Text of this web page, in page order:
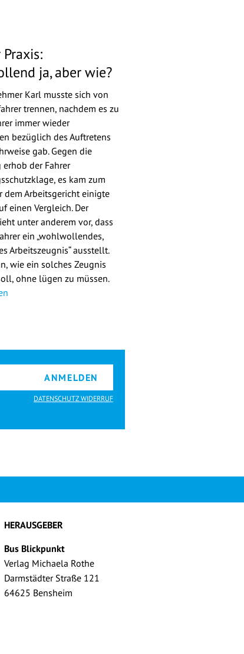
ja, aber wie?
Karl musste sich von
trennen, nachdem es zu
immer wieder
bezüglich des Auftretens
gab. Gegen die
der Fahrer
es kam zum
dem Arbeitsgericht einigte
einen Vergleich. Der
unter anderem vor, dass
ein „wohlwollendes,
Arbeitszeugnis“ ausstellt.
wie ein solches Zeugnis
ohne lügen zu müssen.
ANMELDEN
DATENSCHUTZ WIDERRUF
HERAUSGEBER
Bus Blickpunkt
Verlag Michaela Rothe
Darmstädter Straße 121
64625 Bensheim